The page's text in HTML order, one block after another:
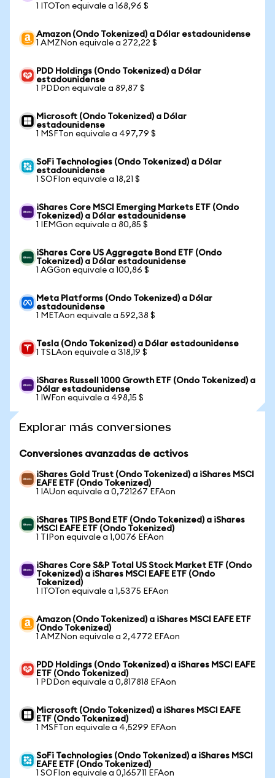
1 ITOTon equivale a 168,96 $
Amazon (Ondo Tokenized) a Dólar estadounidense
1 AMZNon equivale a 272,22 $
PDD Holdings (Ondo Tokenized) a Dólar
estadounidense
1 PDDon equivale a 89,87 $
Microsoft (Ondo Tokenized) a Dólar
estadounidense
1 MSFTon equivale a 497,79 $
SoFi Technologies (Ondo Tokenized) a Dólar
estadounidense
1 SOFIon equivale a 18,21 $
iShares Core MSCI Emerging Markets ETF (Ondo
Tokenized) a Dólar estadounidense
1 IEMGon equivale a 80,85 $
iShares Core US Aggregate Bond ETF (Ondo
Tokenized) a Dólar estadounidense
1 AGGon equivale a 100,86 $
Meta Platforms (Ondo Tokenized) a Dólar
estadounidense
1 METAon equivale a 592,38 $
Tesla (Ondo Tokenized) a Dólar estadounidense
1 TSLAon equivale a 318,19 $
iShares Russell 1000 Growth ETF (Ondo Tokenized) a
Dólar estadounidense
1 IWFon equivale a 498,15 $
Explorar más conversiones
Conversiones avanzadas de activos
iShares Gold Trust (Ondo Tokenized) a iShares MSCI
EAFE ETF (Ondo Tokenized)
1 IAUon equivale a 0,721267 EFAon
iShares TIPS Bond ETF (Ondo Tokenized) a iShares
MSCI EAFE ETF (Ondo Tokenized)
1 TIPon equivale a 1,0076 EFAon
iShares Core S&P Total US Stock Market ETF (Ondo
Tokenized) a iShares MSCI EAFE ETF (Ondo
Tokenized)
1 ITOTon equivale a 1,5375 EFAon
Amazon (Ondo Tokenized) a iShares MSCI EAFE ETF
(Ondo Tokenized)
1 AMZNon equivale a 2,4772 EFAon
PDD Holdings (Ondo Tokenized) a iShares MSCI EAFE
ETF (Ondo Tokenized)
1 PDDon equivale a 0,817818 EFAon
Microsoft (Ondo Tokenized) a iShares MSCI EAFE
ETF (Ondo Tokenized)
1 MSFTon equivale a 4,5299 EFAon
SoFi Technologies (Ondo Tokenized) a iShares MSCI
EAFE ETF (Ondo Tokenized)
1 SOFIon equivale a 0,165711 EFAon